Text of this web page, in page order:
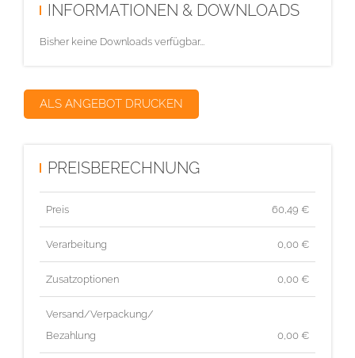
INFORMATIONEN & DOWNLOADS
Bisher keine Downloads verfügbar...
ALS ANGEBOT DRUCKEN
PREISBERECHNUNG
Preis 60,49 €
Verarbeitung 0,00 €
Zusatzoptionen 0,00 €
Versand/Verpackung/
Bezahlung
0,00 €